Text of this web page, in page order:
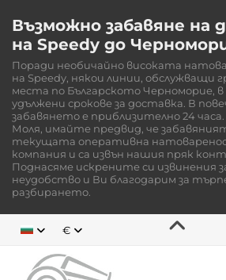
Възможно забавяне на
на Speedy до
Поради необичайно високата
на Speedy, някои линии, обслужващи
места по Българското Черноморие,
удължени срокове за доставка. В
забавянето е приблизително 24 часа.
Моля, имайте предвид, че
текущата оперативна
компания и са извън нашия пряк
Поднасяме искрените си извинения
неудобство и Ви благодарим за
разбирането.
€